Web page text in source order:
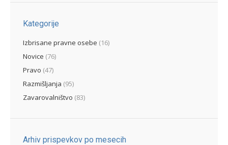
Kategorije
Izbrisane pravne osebe (16)
Novice (76)
Pravo (47)
Razmišljanja (95)
Zavarovalništvo (83)
Arhiv prispevkov po mesecih